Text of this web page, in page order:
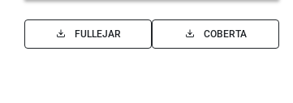
FULLEJAR COBERTA